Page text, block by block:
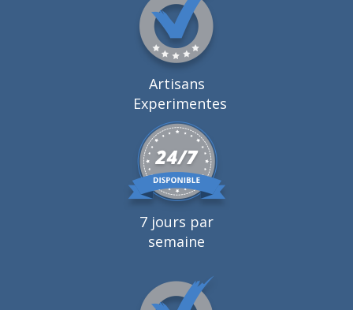
Artisans
Experimentes
7 jours par
semaine